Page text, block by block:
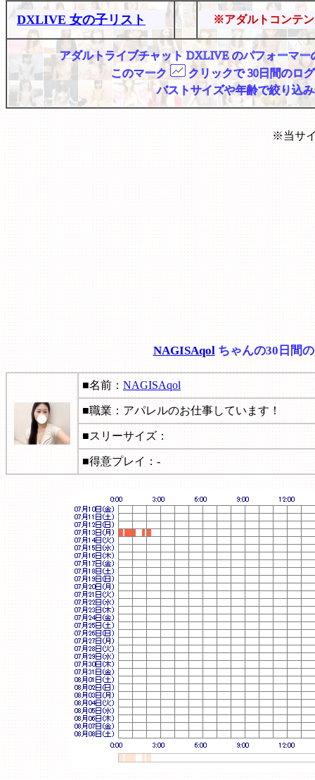
DXLIVE 女の子リスト ※アダルトコンテ
アダルトライブチャット DXLIVE のパフォーマ
このマーク
クリックで 30日間のロ
バストサイズや年齢で絞り込
※当サ
NAGISAqolちゃんの30日間
■名前：NAGISAqol
■職業：アパレルのお仕事しています！
■スリーサイズ：
■得意プレイ：-